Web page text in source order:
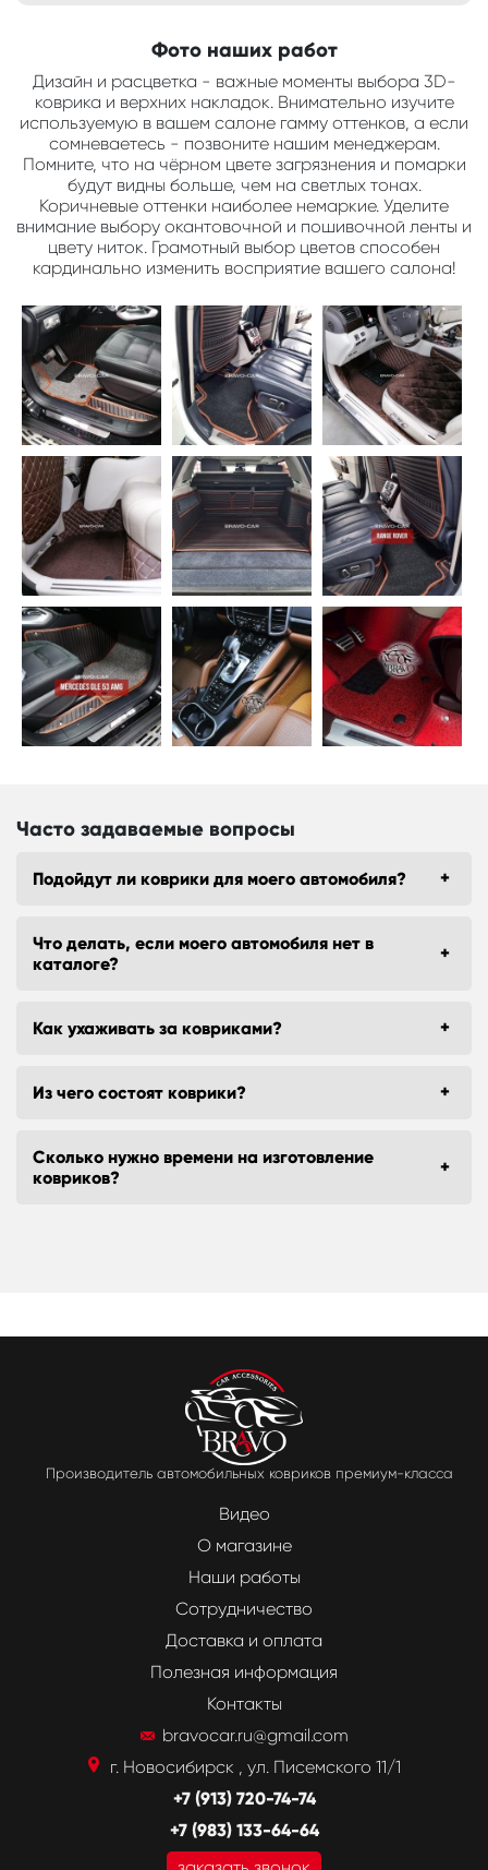
Фото наших работ
Дизайн и расцветка - важные моменты выбора 3D-
коврика и верхних накладок. Внимательно изучите
используемую в вашем салоне гамму оттенков, а если
сомневаетесь - позвоните нашим менеджерам.
Помните, что на чёрном цвете загрязнения и помарки
будут видны больше, чем на светлых тонах.
Коричневые оттенки наиболее немаркие. Уделите
внимание выбору окантовочной и пошивочной ленты и
цвету ниток. Грамотный выбор цветов способен
кардинально изменить восприятие вашего салона!
Часто задаваемые вопросы
Подойдут ли коврики для моего автомобиля?
Что делать, если моего автомобиля нет в
каталоге?
Как ухаживать за ковриками?
Из чего состоят коврики?
Сколько нужно времени на изготовление
ковриков?
Производитель автомобильных ковриков премиум-класса
Видео
О магазине
Наши работы
Сотрудничество
Доставка и оплата
Полезная информация
Контакты
bravocar.ru@gmail.com
г. Новосибирск , ул. Писемского 11/1
+7 (913) 720-74-74
+7 (983) 133-64-64